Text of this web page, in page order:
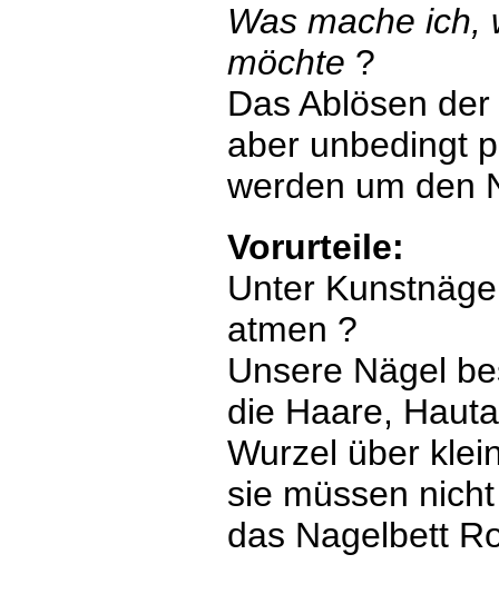
Was mache ich,
möchte ?
Das Ablösen
aber unbedingt
werden um den
Vorurteile:
Unter
atmen ?
Unsere Nägel
die Haare,
Wurzel über
sie müssen
das Nagelbett